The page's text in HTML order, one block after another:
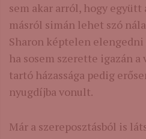
sem akar arról, hogy
másról simán lehet szó
Sharon képtelen elengedni
ha sosem szerette igazán
tartó házassága pedig
nyugdíjba vonult.
Már a szereposztásból is